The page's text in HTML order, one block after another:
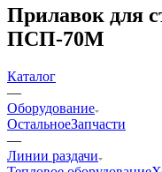
Прилавок для
ПСП-70М
Каталог
—
Оборудование
ОстальноеЗапчасти
—
Линии раздачи